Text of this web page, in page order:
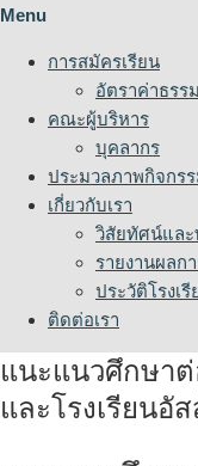
Menu
การสมัครเรียน
อัตราค่าธรร
คณะผู้บริหาร
บุคลากร
ประมวลภาพกิจกร
เกี่ยวกับเรา
วิสัยทัศน์แล
รายงานผลก
ประวัติโรงเรี
ติดต่อเรา
แนะแนวศึกษาต่
และโรงเรียน